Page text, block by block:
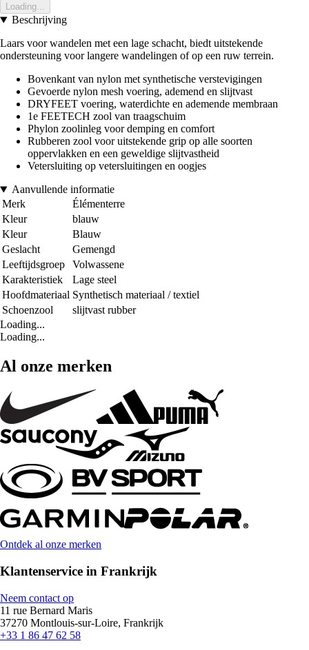
Loading...
Beschrijving
Laars voor wandelen met een lage schacht, biedt uitstekende
ondersteuning voor langere wandelingen of op een ruw terrein.
Bovenkant van nylon met synthetische verstevigingen
Gevoerde nylon mesh voering, ademend en slijtvast
DRYFEET voering, waterdichte en ademende membraan
1e FEETECH zool van traagschuim
Phylon zoolinleg voor demping en comfort
Rubberen zool voor uitstekende grip op alle soorten
oppervlakken en een geweldige slijtvastheid
Vetersluiting op vetersluitingen en oogjes
Aanvullende informatie
Merk
Élémenterre
Kleur
blauw
Kleur
Blauw
Geslacht
Gemengd
Leeftijdsgroep
Volwassene
Karakteristiek
Lage steel
Hoofdmateriaal Synthetisch materiaal / textiel
Schoenzool
slijtvast rubber
Loading...
Loading...
Al onze merken
Ontdek al onze merken
Klantenservice in Frankrijk
Neem contact op
11 rue Bernard Maris
37270 Montlouis-sur-Loire, Frankrijk
+33 1 86 47 62 58